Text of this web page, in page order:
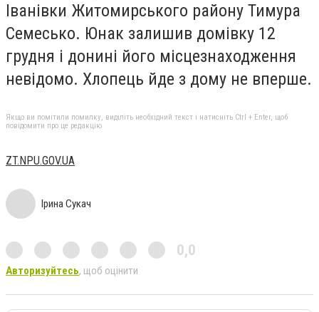
Іванівки Житомирського району Тимура
Семесько. Юнак залишив домівку 12
грудня і донині його місцезнаходження
невідомо. Хлопець йде з дому не вперше.
Якщо ви помітили помилку, виділіть необхідний текст і натисніть Ctrl + Enter, щоб
повідомити про це редакцію
ZT.NPU.GOV.UA
Ірина Сукач
0,0
Авторизуйтесь, щоб оцінити